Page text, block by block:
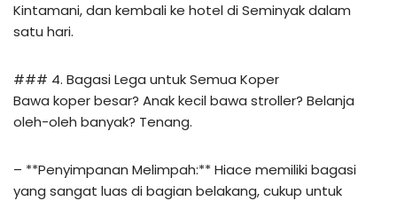
Kintamani, dan kembali ke hotel di Seminyak dalam
satu hari.
### 4. Bagasi Lega untuk Semua Koper
Bawa koper besar? Anak kecil bawa stroller? Belanja
oleh-oleh banyak? Tenang.
– **Penyimpanan Melimpah:** Hiace memiliki bagasi
yang sangat luas di bagian belakang, cukup untuk